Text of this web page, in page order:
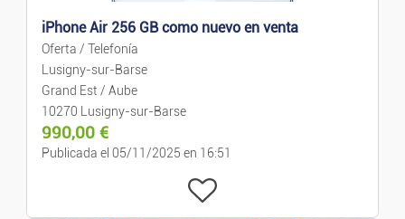
Ocio
Música
Películas
iPhone Air 256 GB como nuevo en venta
Oferta / Telefonía
Lusigny-sur-Barse
Grand Est / Aube
10270 Lusigny-sur-Barse
990,00 €
Publicada el 05/11/2025 en 16:51